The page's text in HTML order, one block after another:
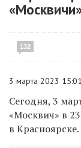
132
3 марта 2023 15:01
Сегодня, 3
«Москвич» в
в Красноярске.